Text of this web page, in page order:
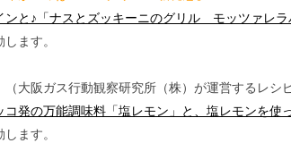
ンと♪「ナスとズッキーニのグリル モッツァレラ
ます。
（大阪ガス行動観察研究所（株）が運営するレシ
コ発の万能調味料「塩レモン」と、塩レモンを使
ます。